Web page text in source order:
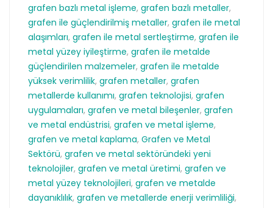
grafen bazlı metal işleme, grafen bazlı metaller,
grafen ile güçlendirilmiş metaller, grafen ile metal
alaşımları, grafen ile metal sertleştirme, grafen ile
metal yüzey iyileştirme, grafen ile metalde
güçlendirilen malzemeler, grafen ile metalde
yüksek verimlilik, grafen metaller, grafen
metallerde kullanımı, grafen teknolojisi, grafen
uygulamaları, grafen ve metal bileşenler, grafen
ve metal endüstrisi, grafen ve metal işleme,
grafen ve metal kaplama, Grafen ve Metal
Sektörü, grafen ve metal sektöründeki yeni
teknolojiler, grafen ve metal üretimi, grafen ve
metal yüzey teknolojileri, grafen ve metalde
dayanıklılık, grafen ve metallerde enerji verimliliği,